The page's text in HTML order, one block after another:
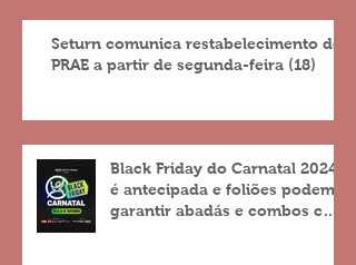
Seturn comunica restabelecimento do
PRAE a partir de segunda-feira (18)
Black Friday do Carnatal 2024
é antecipada e foliões podem
garantir abadás e combos com